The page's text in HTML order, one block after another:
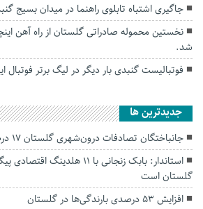
جاگیری اشتباه تابلوی راهنما در میدان بسیج
نخستین محموله صادراتی گلستان از راه آهن
شد.
فوتبالیست گنبدی بار دیگر در لیگ بر‌تر فوتبال
جديدترين ها
جانباختگان تصادفات درون‌شهری گلستان ۱۷ درصد کاهش یافت
استاندار: بابک زنجانی با ۱۱
گلستان است
افزایش ۵۳ درصدی بارندگی‌ها در گلستان